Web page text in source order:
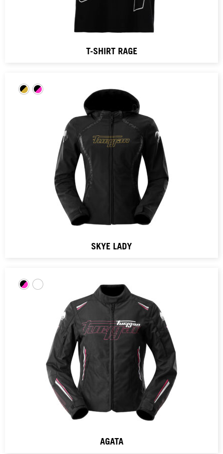
T-SHIRT RAGE
SKYE LADY
AGATA